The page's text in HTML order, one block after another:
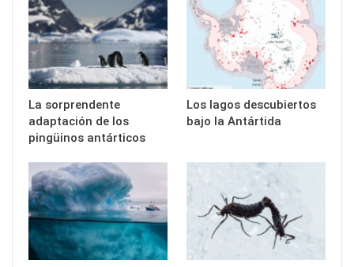
La sorprendente
adaptación de los
pingüinos antárticos
Los lagos descubiertos
bajo la Antártida